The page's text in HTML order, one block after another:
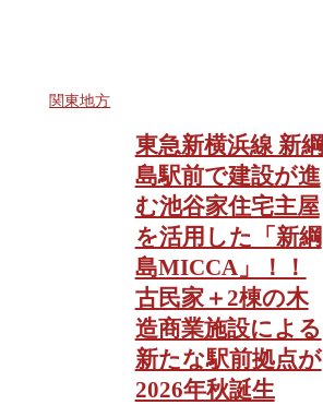
関東地方
東急新横浜線 新綱
島駅前で建設が進
む池谷家住宅主屋
を活用した「新綱
島MICCA」！！
古民家＋2棟の木
造商業施設による
新たな駅前拠点が
2026年秋誕生